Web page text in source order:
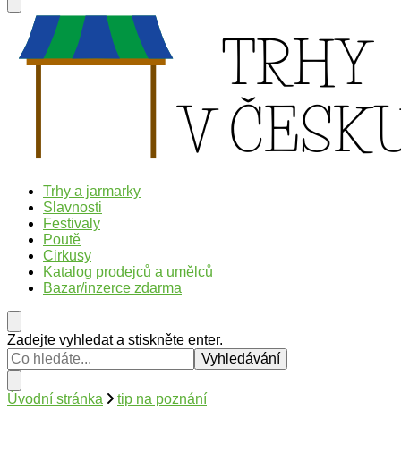
Trhy v Česku
Trhy, jarmarky, slavnosti a poutě v České republice
Trhy a jarmarky
Slavnosti
Festivaly
Poutě
Cirkusy
Katalog prodejců a umělců
Bazar/inzerce zdarma
Hledáte
něco
?
Zadejte vyhledat a stiskněte enter.
Úvodní stránka tip na poznání